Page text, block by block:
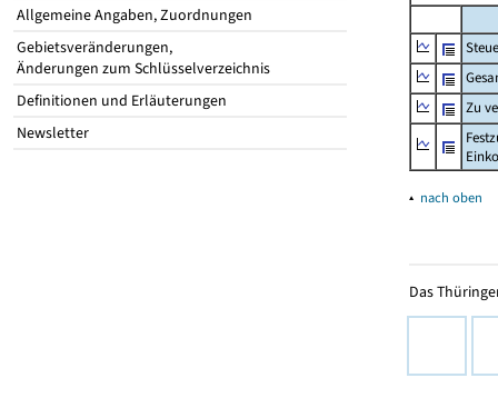
Allgemeine Angaben, Zuordnungen
Gebietsveränderungen,
Änderungen zum Schlüsselverzeichnis
Definitionen und Erläuterungen
Newsletter
Zu
▴ nach oben
Das